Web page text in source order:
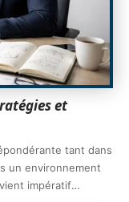
et
tant dans
un environnement
impératif…